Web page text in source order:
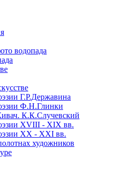
водопада
Г.Р.Державина
Ф.Н.Глинки
К.К.Случевский
XVIII - XIX вв.
XX - XXI вв.
художников